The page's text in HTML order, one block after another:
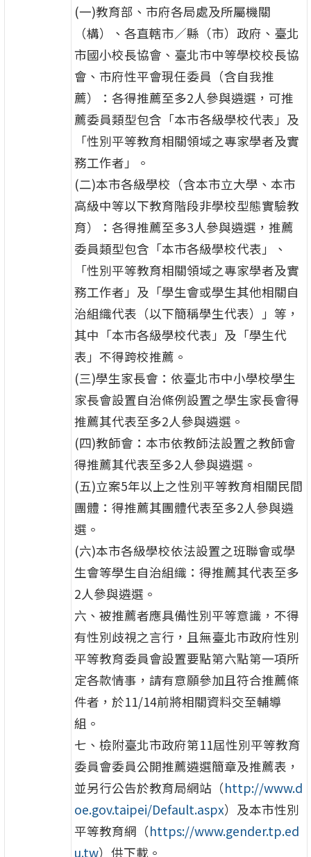
(一)教育部、市府各局處及所屬機關
（構）、各直轄市／縣（市）政府、臺北
市國小校長協會、臺北市中等學校校長協
會、市府性平會現任委員（含自我推
薦）：各得推薦至多2人參與遴選，可推
薦委員類型包含「本市各級學校代表」及
「性別平等教育相關領域之專家學者及實
務工作者」。
(二)本市各級學校（含本市立大學、本市
高級中等以下教育階段非學校型態實驗教
育）：各得推薦至多3人參與遴選，推薦
委員類型包含「本市各級學校代表」、
「性別平等教育相關領域之專家學者及實
務工作者」及「學生會或學生其他相關自
治組織代表（以下簡稱學生代表）」等，
其中「本市各級學校代表」及「學生代
表」不得跨校推薦。
(三)學生家長會：依臺北市中小學校學生
家長會設置自治條例設置之學生家長會得
推薦其代表至多2人參與遴選。
(四)教師會：本市依教師法設置之教師會
得推薦其代表至多2人參與遴選。
(五)立案5年以上之性別平等教育相關民間
團體：得推薦其團體代表至多2人參與遴
選。
(六)本市各級學校依法設置之班聯會或學
生會等學生自治組織：得推薦其代表至多
2人參與遴選。
六、被推薦者應具備性別平等意識，不得
有性別歧視之言行，且無臺北市政府性別
平等教育委員會設置要點第六點第一項所
定各款情事，請有意願參加且符合推薦條
件者，於11/14前將相關資料交至輔導
組。
七、檢附臺北市政府第11屆性別平等教育
委員會委員公開推薦遴選簡章及推薦表，
並另行公告於教育局網站（http://www.d
oe.gov.taipei/Default.aspx）及本市性別
平等教育網（https://www.gender.tp.ed
u.tw）供下載。